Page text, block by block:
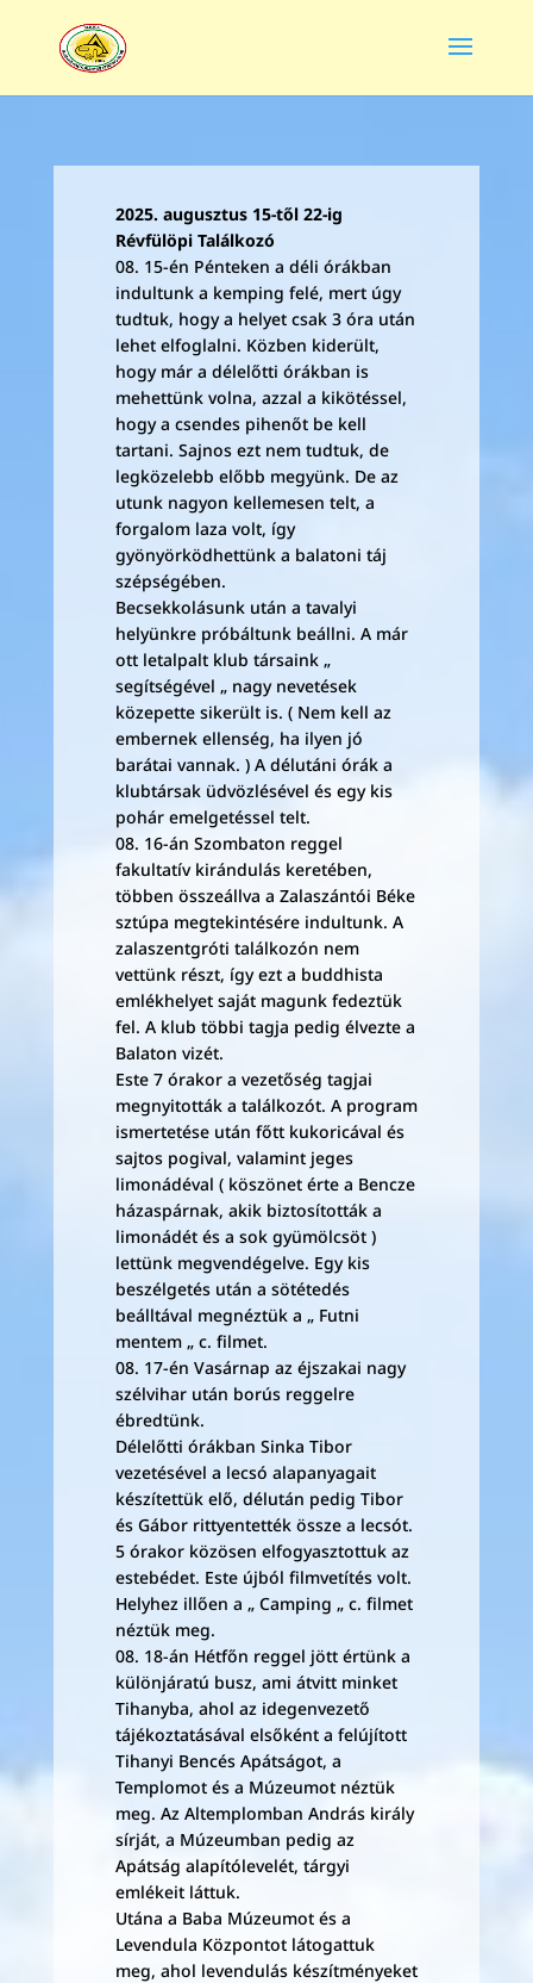
2025. augusztus 15-től 22-ig
Révfülöpi Találkozó
08. 15-én Pénteken a déli órákban
indultunk a kemping felé, mert úgy
tudtuk, hogy a helyet csak 3 óra után
lehet elfoglalni. Közben kiderült,
hogy már a délelőtti órákban is
mehettünk volna, azzal a kikötéssel,
hogy a csendes pihenőt be kell
tartani. Sajnos ezt nem tudtuk, de
legközelebb előbb megyünk. De az
utunk nagyon kellemesen telt, a
forgalom laza volt, így
gyönyörködhettünk a balatoni táj
szépségében.
Becsekkolásunk után a tavalyi
helyünkre próbáltunk beállni. A már
ott letalpalt klub társaink „
segítségével „ nagy nevetések
közepette sikerült is. ( Nem kell az
embernek ellenség, ha ilyen jó
barátai vannak. ) A délutáni órák a
klubtársak üdvözlésével és egy kis
pohár emelgetéssel telt.
08. 16-án Szombaton reggel
fakultatív kirándulás keretében,
többen összeállva a Zalaszántói Béke
sztúpa megtekintésére indultunk. A
zalaszentgróti találkozón nem
vettünk részt, így ezt a buddhista
emlékhelyet saját magunk fedeztük
fel. A klub többi tagja pedig élvezte a
Balaton vizét.
Este 7 órakor a vezetőség tagjai
megnyitották a találkozót. A program
ismertetése után főtt kukoricával és
sajtos pogival, valamint jeges
limonádéval ( köszönet érte a Bencze
házaspárnak, akik biztosították a
limonádét és a sok gyümölcsöt )
lettünk megvendégelve. Egy kis
beszélgetés után a sötétedés
beálltával megnéztük a „ Futni
mentem „ c. filmet.
08. 17-én Vasárnap az éjszakai nagy
szélvihar után borús reggelre
ébredtünk.
Délelőtti órákban Sinka Tibor
vezetésével a lecsó alapanyagait
készítettük elő, délután pedig Tibor
és Gábor rittyentették össze a lecsót.
5 órakor közösen elfogyasztottuk az
estebédet. Este újból filmvetítés volt.
Helyhez illően a „ Camping „ c. filmet
néztük meg.
08. 18-án Hétfőn reggel jött értünk a
különjáratú busz, ami átvitt minket
Tihanyba, ahol az idegenvezető
tájékoztatásával elsőként a felújított
Tihanyi Bencés Apátságot, a
Templomot és a Múzeumot néztük
meg. Az Altemplomban András király
sírját, a Múzeumban pedig az
Apátság alapítólevelét, tárgyi
emlékeit láttuk.
Utána a Baba Múzeumot és a
Levendula Központot látogattuk
meg, ahol levendulás készítményeket